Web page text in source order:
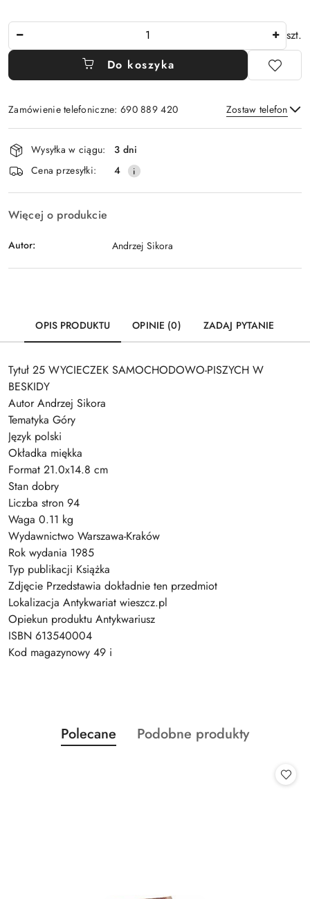
szt.
Do koszyka
Zamówienie telefoniczne: 690 889 420 Zostaw telefon
Wyślij
Dostępność
i
dostawa
Wysyłka w ciągu:
3 dni
Cena przesyłki:
4
Więcej o produkcie
Autor: Andrzej Sikora
OPIS PRODUKTU OPINIE (0) ZADAJ PYTANIE
Tytuł 25 WYCIECZEK SAMOCHODOWO-PISZYCH W
BESKIDY
Autor Andrzej Sikora
Tematyka Góry
Język polski
Okładka miękka
Format 21.0x14.8 cm
Stan dobry
Liczba stron 94
Waga 0.11 kg
Wydawnictwo Warszawa-Kraków
Rok wydania 1985
Typ publikacji Książka
Zdjęcie Przedstawia dokładnie ten przedmiot
Lokalizacja Antykwariat wieszcz.pl
Opiekun produktu Antykwariusz
ISBN 613540004
Kod magazynowy 49 i
Pomiń karuzelę produktów
Produkty
o
Polecane
Produkty
Podobne produkty